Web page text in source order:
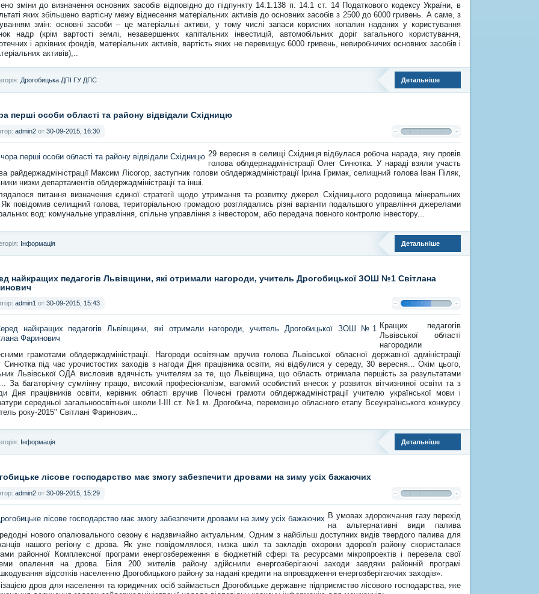
зміни до визначення основних засобів відповідно до підпункту 14.1.138 п. 14.1 ст. 14 Податкового кодексу України, в
яких збільшено вартісну межу віднесення матеріальних активів до основних засобів з 2500 до 6000 гривень. А саме, з
змін: основні засоби – це матеріальні активи, у тому числі запаси корисних копалин наданих у користування
надр (крім вартості землі, незавершених капітальних інвестицій, автомобільних доріг загального користування,
і архівних фондів, матеріальних активів, вартість яких не перевищує 6000 гривень, невиробничих основних засобів і
активів),..
Детальніше
Дрогобицька ДПІ ГУ ДПС
перші особи області та району відвідали Східницю
admin2 от 30-09-2015, 16:30
29 вересня в селищі Східниця відбулася робоча нарада, яку провів
голова облдержадміністрації Олег Синютка. У нараді взяли участь
райдержадміністрації Максим Лісогор, заступник голови облдержадміністрації Ірина Гримак, селищний голова Іван Піляк,
низки департаментів облдержадміністрації та інші.
питання визначення єдиної стратегії щодо утримання та розвитку джерел Східницького родовища мінеральних
повідомив селищний голова, територіальною громадою розглядались різні варіанти подальшого управління джерелами
вод: комунальне управління, спільне управління з інвестором, або передача повного контролю інвестору...
Детальніше
Інформація
найкращих педагогів Львівщини, які отримали нагороди, учитель Дрогобицької ЗОШ №1 Світлана
admin1 от 30-09-2015, 15:43
Кращих педагогів
Львівської області
нагородили
грамотами облдержадміністрації. Нагороди освітянам вручив голова Львівської обласної державної адміністрації
Синютка під час урочистостих заходів з нагоди Дня працівника освіти, які відбулися у середу, 30 вересня... Окім цього,
Львівської ОДА висловив вдячність учителям за те, що Львівщина, що область отримала першість за результатами
За багаторічну сумлінну працю, високий професіоналізм, вагомий особистий внесок у розвиток вітчизняної освіти та з
Дня працівників освіти, керівник області вручив Почесні грамоти облдержадміністрації учителю української мови і
середньої загальноосвітньої школи І-ІІІ ст. №1 м. Дрогобича, переможцю обласного етапу Всеукраїнського конкурсу
року-2015" Світлані Фаринович...
Детальніше
Інформація
лісове господарство має змогу забезпечити дровами на зиму усіх бажаючих
admin2 от 30-09-2015, 15:29
В умовах здорожчання газу перехід
на альтернативні види палива
нового опалювального сезону є надзвичайно актуальним. Одним з найбільш доступних видів твердого палива для
нашого регіону є дрова. Як уже повідомлялося, низка шкіл та закладів охорони здоров'я району скористалася
районної Комплексної програми енергозбереження в бюджетній сфері та ресурсами мікропроектів і перевела свої
опалення на дрова. Біля 200 жителів району здійснили енергозберігаючі заходи завдяки районній програмі
відсотків населенню Дрогобицького району за надані кредити на впровадження енергозберігаючих заходів».
дров для населення та юридичних осіб займається Дрогобицьке державне підприємство лісового господарства, яке